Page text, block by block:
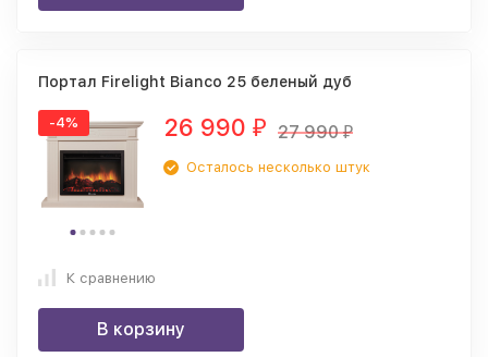
Портал Firelight Bianco 25 беленый дуб
-4% 26 990 ₽ 27 990 ₽
Осталось несколько штук
К сравнению
В корзину